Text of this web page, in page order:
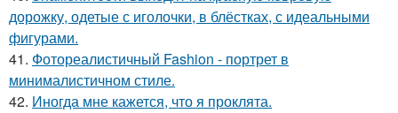
дорожку, одетые с иголочки, в блёстках, с идеальными
фигурами.
41. Фотореалистичный Fashion - портрет в
минималистичном стиле.
42. Иногда мне кажется, что я проклята.